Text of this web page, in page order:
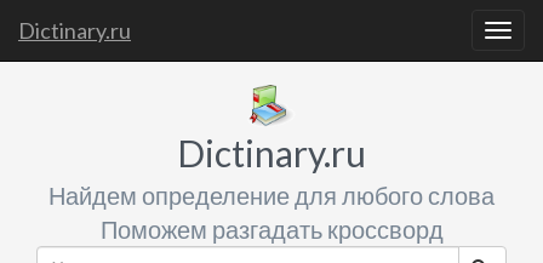
Dictinary.ru
Dictinary.ru
Найдем определение для любого слова
Поможем разгадать кроссворд